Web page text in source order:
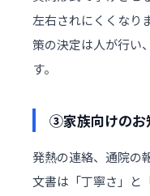
左右されにくくなり
策の決定は人が行い
す。
③家族向けのお
発熱の連絡、通院の
文書は「丁寧さ」と